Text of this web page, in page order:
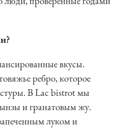
вкусы.
ребро, которое
В Lac bistrot мы
и гранатовым жу.
луком и